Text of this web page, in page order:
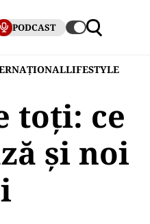
PODCAST
LIFESTYLE
toți: ce
și noi